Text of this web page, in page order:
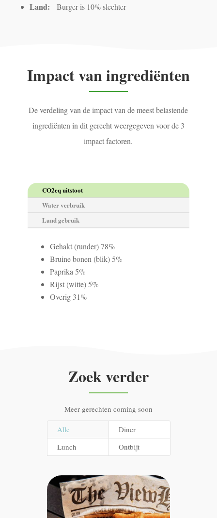
Land: Burger is 10% slechter
Impact van ingrediënten
De verdeling van de impact van de meest belastende
ingrediënten in dit gerecht weergegeven voor de 3
impact factoren.
CO2eq uitstoot
Water verbruik
Land gebruik
Gehakt (runder) 78%
Bruine bonen (blik) 5%
Paprika 5%
Rijst (witte) 5%
Overig 31%
Zoek verder
Meer gerechten coming soon
Alle
Diner
Lunch
Ontbijt